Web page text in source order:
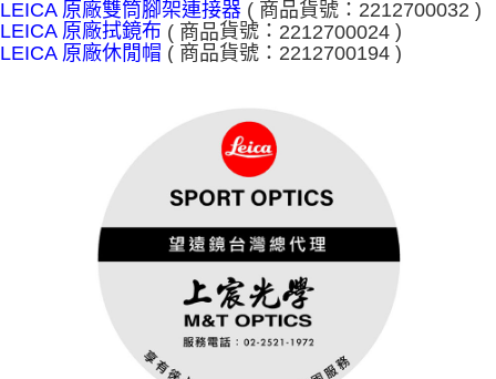
LEICA 原廠雙筒腳架連接器 ( 商品貨號：2212700032 )
LEICA 原廠拭鏡布 ( 商品貨號： 2212700024 )
LEICA 原廠休閒帽 ( 商品貨號： 2212700194 )